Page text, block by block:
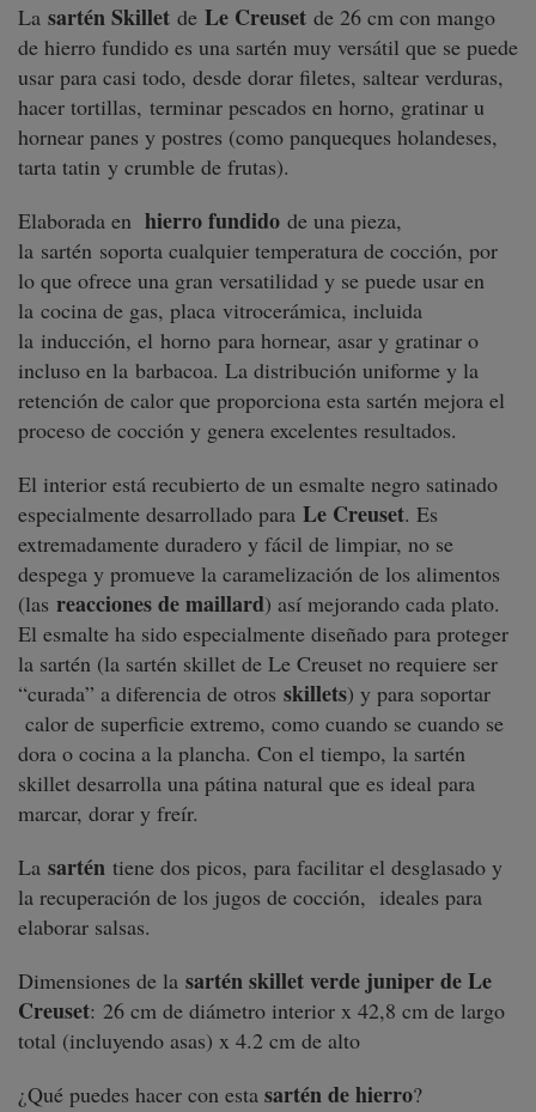
La sartén Skillet de Le Creuset de 26 cm con mango
de hierro fundido es una sartén muy versátil que se puede
usar para casi todo, desde dorar filetes, saltear verduras,
hacer tortillas, terminar pescados en horno, gratinar u
hornear panes y postres (como panqueques holandeses,
tarta tatin y crumble de frutas).
Elaborada en hierro fundido de una pieza,
la sartén soporta cualquier temperatura de cocción, por
lo que ofrece una gran versatilidad y se puede usar en
la cocina de gas, placa vitrocerámica, incluida
la inducción, el horno para hornear, asar y gratinar o
incluso en la barbacoa. La distribución uniforme y la
retención de calor que proporciona esta sartén mejora el
proceso de cocción y genera excelentes resultados.
El interior está recubierto de un esmalte negro satinado
especialmente desarrollado para Le Creuset. Es
extremadamente duradero y fácil de limpiar, no se
despega y promueve la caramelización de los alimentos
(las reacciones de maillard) así mejorando cada plato.
El esmalte ha sido especialmente diseñado para proteger
la sartén (la sartén skillet de Le Creuset no requiere ser
“curada” a diferencia de otros skillets) y para soportar
calor de superficie extremo, como cuando se cuando se
dora o cocina a la plancha. Con el tiempo, la sartén
skillet desarrolla una pátina natural que es ideal para
marcar, dorar y freír.
La sartén tiene dos picos, para facilitar el desglasado y
la recuperación de los jugos de cocción, ideales para
elaborar salsas.
Dimensiones de la sartén skillet verde juniper de Le
Creuset: 26 cm de diámetro interior x 42,8 cm de largo
total (incluyendo asas) x 4.2 cm de alto
¿Qué puedes hacer con esta sartén de hierro?